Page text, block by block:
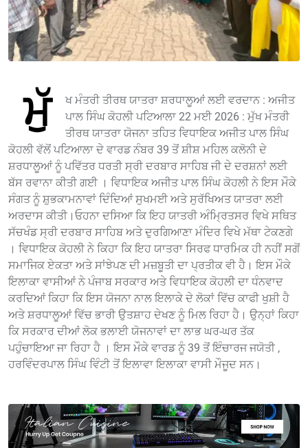
ਮੁੱ
ਖ ਮੰਤਰੀ ਤੀਰਥ ਯਾਤਰਾ ਸ਼ਰਧਾਲੂਆਂ ਲਈ ਵਰਦਾਨ : ਅਜੀਤ
ਪਾਲ ਸਿੰਘ ਕੋਹਲੀ ਪਟਿਆਲਾ 22 ਮਈ 2026 : ਮੁੱਖ ਮੰਤਰੀ
ਤੀਰਥ ਯਾਤਰਾ ਯੋਜਨਾ ਤਹਿਤ ਵਿਧਾਇਕ ਅਜੀਤ ਪਾਲ ਸਿੰਘ
ਕੋਹਲੀ ਵੱਲੋਂ ਪਟਿਆਲਾ ਦੇ ਵਾਰਡ ਨੰਬਰ 39 ਤੋਂ ਸ਼ੀਸ਼ ਮਹਿਲ ਕਲੋਨੀ ਦੇ
ਸ਼ਰਧਾਲੂਆਂ ਨੂੰ ਪਵਿੱਤਰ ਧਰਤੀ ਸ੍ਰੀ ਦਰਬਾਰ ਸਾਹਿਬ ਜੀ ਦੇ ਦਰਸ਼ਨਾਂ ਲਈ
ਬੱਸ ਰਵਾਨਾ ਕੀਤੀ ਗਈ । ਵਿਧਾਇਕ ਅਜੀਤ ਪਾਲ ਸਿੰਘ ਕੋਹਲੀ ਨੇ ਇਸ ਮੌਕੇ
ਸੰਗਤ ਨੂੰ ਸ਼ੁਭਕਾਮਨਾਵਾਂ ਦਿੰਦਿਆਂ ਸੁਖਮਈ ਅਤੇ ਸੁਰੱਖਿਅਤ ਯਾਤਰਾ ਲਈ
ਅਰਦਾਸ ਕੀਤੀ।ਓਹਨਾ ਦਸਿਆ ਕਿ ਇਹ ਯਾਤਰੀ ਅੰਮ੍ਰਿਤਸਰ ਵਿਖੇ ਸਥਿਤ
ਸੱਚਖੰਡ ਸ੍ਰੀ ਦਰਬਾਰ ਸਾਹਿਬ ਅਤੇ ਦੁਰਗਿਆਣਾ ਮੰਦਿਰ ਵਿਖੇ ਮੱਥਾ ਟੇਕਣਗੇ
। ਵਿਧਾਇਕ ਕੋਹਲੀ ਨੇ ਕਿਹਾ ਕਿ ਇਹ ਯਾਤਰਾ ਸਿਰਫ ਧਾਰਮਿਕ ਹੀ ਨਹੀਂ ਸਗੋਂ
ਸਮਾਜਿਕ ਏਕਤਾ ਅਤੇ ਸਾਂਝੇਪਣ ਦੀ ਮਜ਼ਬੂਤੀ ਦਾ ਪ੍ਰਤੀਕ ਵੀ ਹੈ। ਇਸ ਮੌਕੇ
ਇਲਾਕਾ ਵਾਸੀਆਂ ਨੇ ਪੰਜਾਬ ਸਰਕਾਰ ਅਤੇ ਵਿਧਾਇਕ ਕੋਹਲੀ ਦਾ ਧੰਨਵਾਦ
ਕਰਦਿਆਂ ਕਿਹਾ ਕਿ ਇਸ ਯੋਜਨਾ ਨਾਲ ਇਲਾਕੇ ਦੇ ਲੋਕਾਂ ਵਿੱਚ ਕਾਫੀ ਖੁਸ਼ੀ ਹੈ
ਅਤੇ ਸ਼ਰਧਾਲੂਆਂ ਵਿੱਚ ਭਾਰੀ ਉਤਸ਼ਾਹ ਦੇਖਣ ਨੂੰ ਮਿਲ ਰਿਹਾ ਹੈ। ਉਨ੍ਹਾਂ ਕਿਹਾ
ਕਿ ਸਰਕਾਰ ਦੀਆਂ ਲੋਕ ਭਲਾਈ ਯੋਜਨਾਵਾਂ ਦਾ ਲਾਭ ਘਰ-ਘਰ ਤੱਕ
ਪਹੁੰਚਾਇਆ ਜਾ ਰਿਹਾ ਹੈ । ਇਸ ਮੌਕੇ ਵਾਰਡ ਨੂੰ 39 ਤੋਂ ਇੰਚਾਰਜ ਜਯੋਤੀ ,
ਹਰਵਿੰਦਰਪਾਲ ਸਿੰਘ ਵਿੰਟੀ ਤੋਂ ਇਲਾਵਾ ਇਲਾਕਾ ਵਾਸੀ ਮੌਜੂਦ ਸਨ।